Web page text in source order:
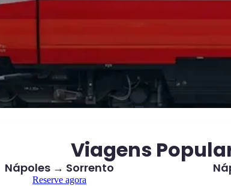
Viagens
Nápoles → Sorrento
Reserve agora